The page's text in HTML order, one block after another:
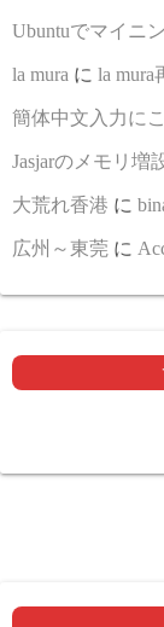
Ubuntuでマイニ
la mura に la mura
簡体中文入力に
Jasjarのメモリ増
大荒れ香港 に
広州～東莞 に